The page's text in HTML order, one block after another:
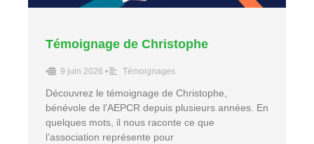
Témoignage de Christophe
• 9 juin 2026 • Témoignages
Découvrez le témoignage de Christophe,
bénévole de l’AEPCR depuis plusieurs années. En
quelques mots, il nous raconte ce que
l’association représente pour